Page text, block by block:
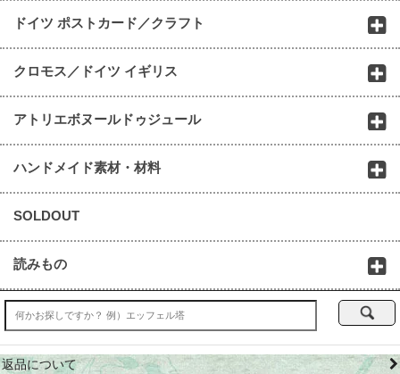
ドイツ ポストカード／クラフト
クロモス／ドイツ イギリス
アトリエボヌールドゥジュール
ハンドメイド素材・材料
SOLDOUT
読みもの
返品について